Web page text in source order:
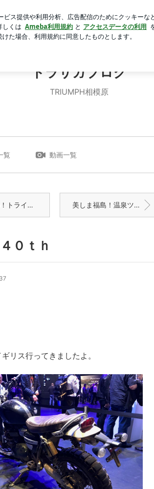
トラサガブログ
TRIUMPH相模原
覧 動画一覧
・ユーザー４１ 美しま福島！温泉ツーリング！！
０ｔｈ
リス行ってきましたよ。